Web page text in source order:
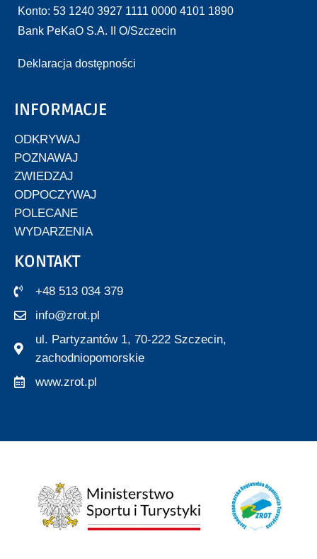
Konto: 53 1240 3927 1111 0000 4101 1890
Bank PeKaO S.A. II O/Szczecin
Deklaracja dostępności
INFORMACJE
ODKRYWAJ
POZNAWAJ
ZWIEDZAJ
ODPOCZYWAJ
POLECANE
WYDARZENIA
KONTAKT
+48 513 034 379
info@zrot.pl
ul. Partyzantów 1, 70-222 Szczecin,
zachodniopomorskie
www.zrot.pl